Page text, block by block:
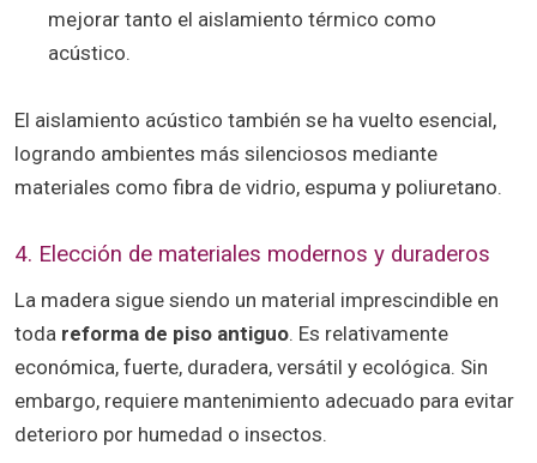
mejorar tanto el aislamiento térmico como
acústico.
El aislamiento acústico también se ha vuelto esencial,
logrando ambientes más silenciosos mediante
materiales como fibra de vidrio, espuma y poliuretano.
4. Elección de materiales modernos y duraderos
La madera sigue siendo un material imprescindible en
toda reforma de piso antiguo. Es relativamente
económica, fuerte, duradera, versátil y ecológica. Sin
embargo, requiere mantenimiento adecuado para evitar
deterioro por humedad o insectos.